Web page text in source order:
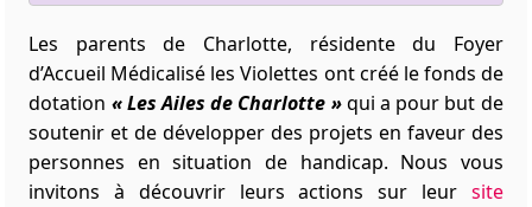
Les parents de Charlotte, résidente du Foyer
d’Accueil Médicalisé les Violettes ont créé le fonds de
dotation « Les Ailes de Charlotte »qui a pour but de
soutenir et de développer des projets en faveur des
personnes en situation de handicap. Nous vous
invitons à découvrir leurs actions sur leur site